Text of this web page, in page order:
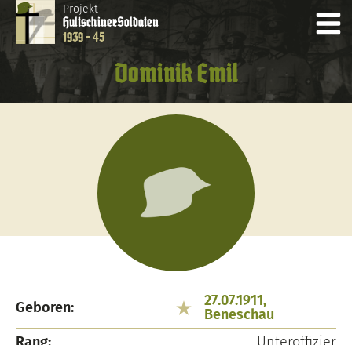
Projekt
HultschinerSoldaten
1939 - 45
Dominik Emil
Geboren:
27.07.1911,
Beneschau